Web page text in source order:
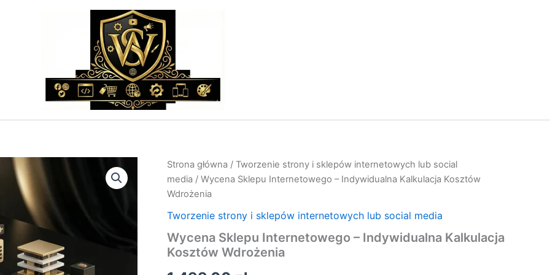
Strona główna / Tworzenie strony i sklepów internetowych lub social
media / Wycena Sklepu Internetowego – Indywidualna Kalkulacja Kosztów
Wdrożenia
Tworzenie strony i sklepów internetowych lub social media
Wycena Sklepu Internetowego – Indywidualna Kalkulacja
Kosztów Wdrożenia
ilość
Wycena
Internetowego
–
Kalkulacja
Kosztów